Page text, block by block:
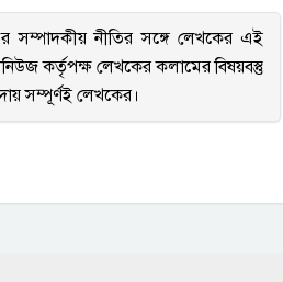
সম্পাদকীয় নীতির সঙ্গে লেখকের এই
কর্তৃপক্ষ লেখকের কলামের বিষয়বস্তু
সম্পূর্ণই লেখকের।